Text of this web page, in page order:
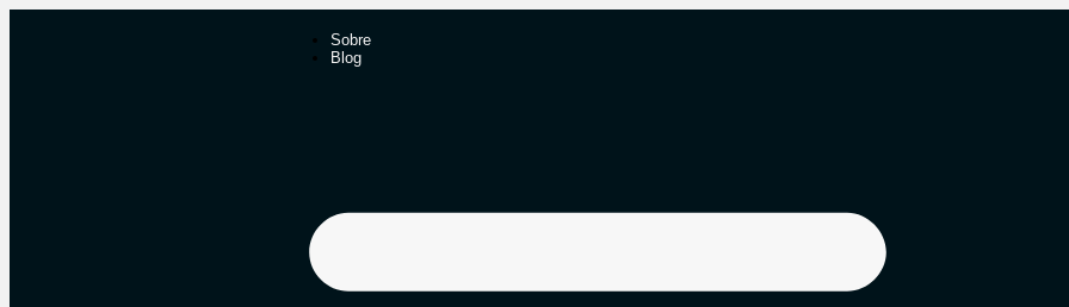
Sobre
Blog